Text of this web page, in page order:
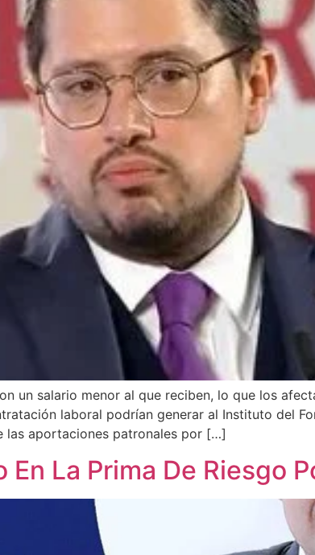
un salario menor al que reciben, lo que los
laboral podrían generar al Instituto del
las aportaciones patronales por […]
La Prima De Riesgo